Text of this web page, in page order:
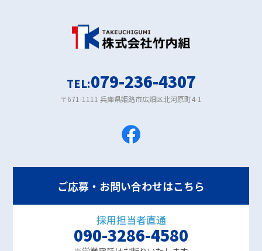
TEL:079-236-4307
〒671-1111 兵庫県姫路市広畑区北河原町4-1
ご応募・お問い合わせはこちら
採用担当者直通
090-3286-4580